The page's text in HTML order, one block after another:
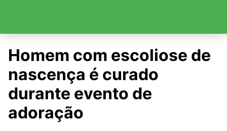
Homem com escoliose de
nascença é curado
durante evento de
adoração